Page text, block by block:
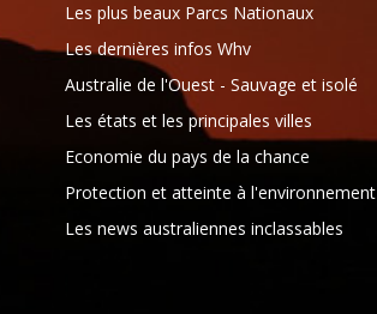
Les plus beaux Parcs Nationaux
Les dernières infos Whv
Australie de l'Ouest - Sauvage et isolé
Les états et les principales villes
Economie du pays de la chance
Protection et atteinte à l'environnement
Les news australiennes inclassables